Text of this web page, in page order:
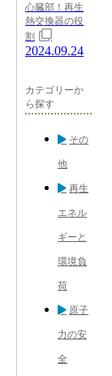
心臓部！再生
熱交換器の役
割
2024.09.24
カテゴリーか
ら探す
その
他
再生
エネル
ギーと
環境負
荷
原子
力の安
全